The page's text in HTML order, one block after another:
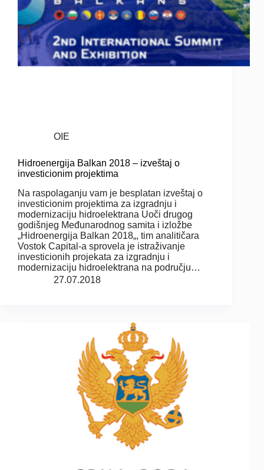
OIE
Hidroenergija Balkan 2018 – izveštaj o
investicionim projektima
Na raspolaganju vam je besplatan izveštaj o
investicionim projektima za izgradnju i
modernizaciju hidroelektrana Uoči drugog
godišnjeg Međunarodnog samita i izložbe
„Hidroenergija Balkan 2018„, tim analitičara
Vostok Capital-a sprovela je istraživanje
investicionih projekata za izgradnju i
modernizaciju hidroelektrana na području…
27.07.2018